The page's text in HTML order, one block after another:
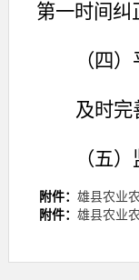
第一时间纠
（四）
及时完
（五）
将政
自纠；将政
附件： 雄县农业
附件： 雄县农业